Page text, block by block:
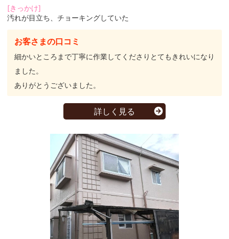
[きっかけ]
汚れが目立ち、チョーキングしていた
お客さまの口コミ
細かいところまで丁寧に作業してくださりとてもきれいになり
ました。
ありがとうございました。
詳しく見る